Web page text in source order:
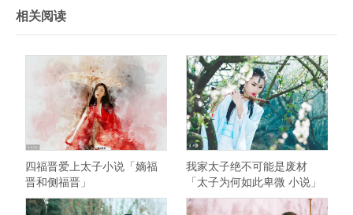
相关阅读
四福晋爱上太子小说「嫡福
晋和侧福晋」
我家太子绝不可能是废材
「太子为何如此卑微 小说」